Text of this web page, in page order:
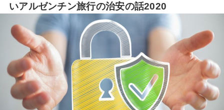
いアルゼンチン旅行の治安の話2020